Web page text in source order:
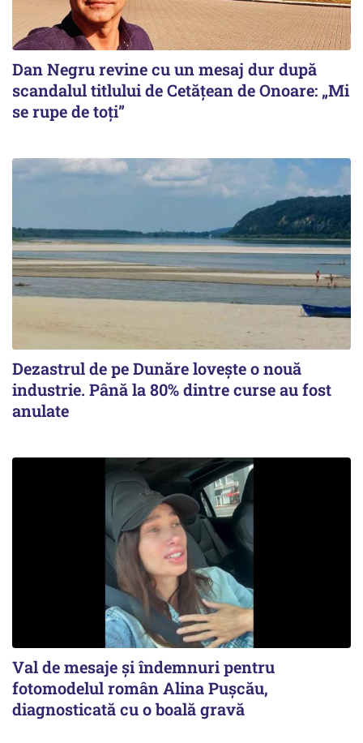
Dan Negru revine cu un mesaj dur după
scandalul titlului de Cetățean de Onoare: „Mi
se rupe de toți”
Dezastrul de pe Dunăre lovește o nouă
industrie. Până la 80% dintre curse au fost
anulate
Val de mesaje și îndemnuri pentru
fotomodelul român Alina Pușcău,
diagnosticată cu o boală gravă